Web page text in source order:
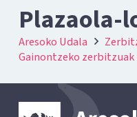
Plazaola-
Aresoko Udala
Gainontzeko zerbitzuak